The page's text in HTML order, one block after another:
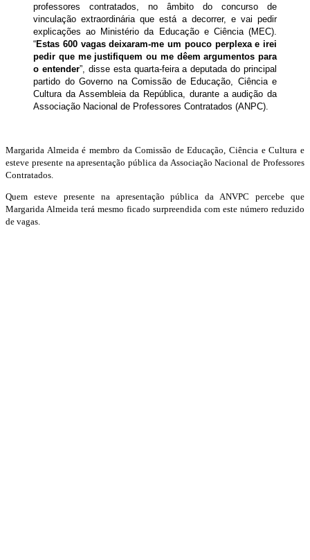
professores contratados, no âmbito do concurso de
vinculação extraordinária que está a decorrer, e vai pedir
explicações ao Ministério da Educação e Ciência (MEC).
“Estas 600 vagas deixaram-me um pouco perplexa e irei
pedir que me justifiquem ou me dêem argumentos para
o entender”, disse esta quarta-feira a deputada do principal
partido do Governo na Comissão de Educação, Ciência e
Cultura da Assembleia da República, durante a audição da
Associação Nacional de Professores Contratados (ANPC).
Margarida Almeida é membro da Comissão de Educação, Ciência e Cultura e
esteve presente na apresentação pública da Associação Nacional de Professores
Contratados.
Quem esteve presente na apresentação pública da ANVPC percebe que
Margarida Almeida terá mesmo ficado surpreendida com este número reduzido
de vagas.